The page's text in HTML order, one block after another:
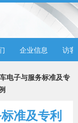
企业信息 访客
电子与服务标准及专
准及专利